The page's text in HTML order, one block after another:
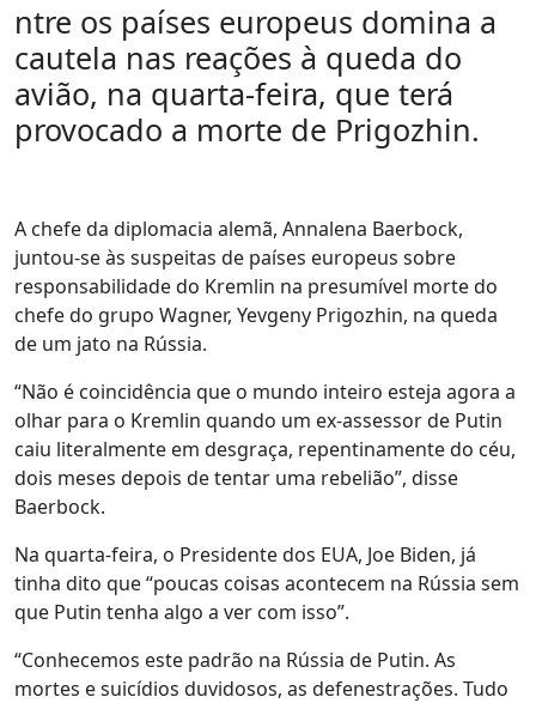
ntre os países europeus domina a
cautela nas reações à queda do
avião, na quarta-feira, que terá
provocado a morte de Prigozhin.
A chefe da diplomacia alemã, Annalena Baerbock,
juntou-se às suspeitas de países europeus sobre
responsabilidade do Kremlin na presumível morte do
chefe do grupo Wagner, Yevgeny Prigozhin, na queda
de um jato na Rússia.
“Não é coincidência que o mundo inteiro esteja agora a
olhar para o Kremlin quando um ex-assessor de Putin
caiu literalmente em desgraça, repentinamente do céu,
dois meses depois de tentar uma rebelião”, disse
Baerbock.
Na quarta-feira, o Presidente dos EUA, Joe Biden, já
tinha dito que “poucas coisas acontecem na Rússia sem
que Putin tenha algo a ver com isso”.
“Conhecemos este padrão na Rússia de Putin. As
mortes e suicídios duvidosos, as defenestrações. Tudo